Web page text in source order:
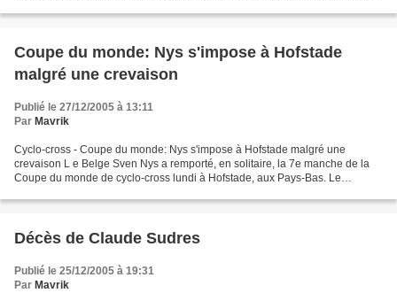
Coupe du monde: Nys s'impose à Hofstade
malgré une crevaison
Publié le 27/12/2005 à 13:11
Par Mavrik
Cyclo-cross - Coupe du monde: Nys s'impose à Hofstade malgré une
crevaison L e Belge Sven Nys a remporté, en solitaire, la 7e manche de la
Coupe du monde de cyclo-cross lundi à Hofstade, aux Pays-Bas. Le
Décès de Claude Sudres
Publié le 25/12/2005 à 19:31
Par Mavrik